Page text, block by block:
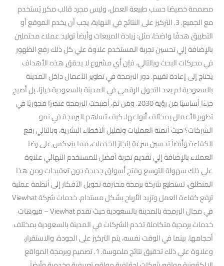
مصممة خصيصًا حسب طبيعة العمل، وليس مجرد قالب مكرر يُستخدم
مع الجميع. 3. التركيز على النتائج في النهاية، يجب أن يخدم الموقع أو
التطبيق هدفًا واضحًا، مثل: زيادة المبيعات وأيضاً توليد عملاء محتملين
بالإضافة إلي تحسين تجربة المستخدم علاوة علي كل ذلك رفع الظهور
في محركات البحث وبالتالي، فإن أي مشروع لا يحقق هذه الأهداف
يحتاج إلى إعادة تقييم. دور البرمجة في تطوير الأعمال داخل المدينة
بالسعودية لم يعد التحول الرقمي في المدينة بالسعودية خيارًا، بل أصبح
جزءًا أساسيًا من رؤية 2030. ومن ثم، أصبحت البرمجة عنصرًا محوريًا في
تطوير الأعمال بمختلف أنواعها. كيف تساهم البرمجة في نمو
الشركات؟ حيث أتمتة العمليات وتقليل الأخطاء البشرية، وبالتالي رفع
الكفاءة وأيضاً تحسين سرعة إنجاز الخدمات، مما ينعكس على رضا
العملاء بالإضافة إلي تقديم تجربة أفضل للمستخدم النهائي علاوة
علي ذلك سهولة التوسع وفتح أسواق جديدة دون تعقيدات ومن هذا
المنطلق، تستطيع شركة برمجة محترفة تحويل الأفكار إلى أنظمة عملية
ترفع كفاءة العمل وتزيد الأرباح بشكل مستدام. خدمات شركة Viewhat
في مجال البرمجة بالمدينة بالسعودية حيث تقدم Viewhat – فيوهات
خدمات برمجية متكاملة تخدم الشركات في المدينة بالسعودية بمختلف
أحجامها. بينما في الوقت نفسه، يتم التركيز على الجودة، والاستقرار،
وعلاوة علي ذلك تحقيق نتائج ملموسة. 1. تصميم وبرمجة المواقع